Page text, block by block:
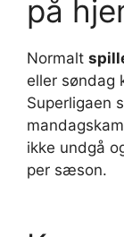
på
Normalt
eller søndag
Superligaen
ikke undgå
per sæson.